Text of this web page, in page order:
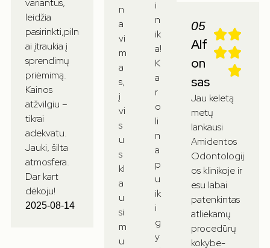
variantus,
leidžia
pasirinkti,piln
ai įtraukia į
sprendimų
priėmimą.
Kainos
atžvilgiu –
tikrai
adekvatu.
Jauki, šilta
atmosfera.
Dar kart
dėkoju!
2025-08-14
i
n
ik
a!
K
a
r
o
li
n
a
p
u
ik
i
g
y
n
a
vi
m
a
s,
į
vi
s
u
s
kl
a
u
si
m
u
05
Alf
on
sas
Jau keletą
metų
lankausi
Amidentos
Odontologij
os klinikoje ir
esu labai
patenkintas
atliekamų
procedūrų
kokybe-